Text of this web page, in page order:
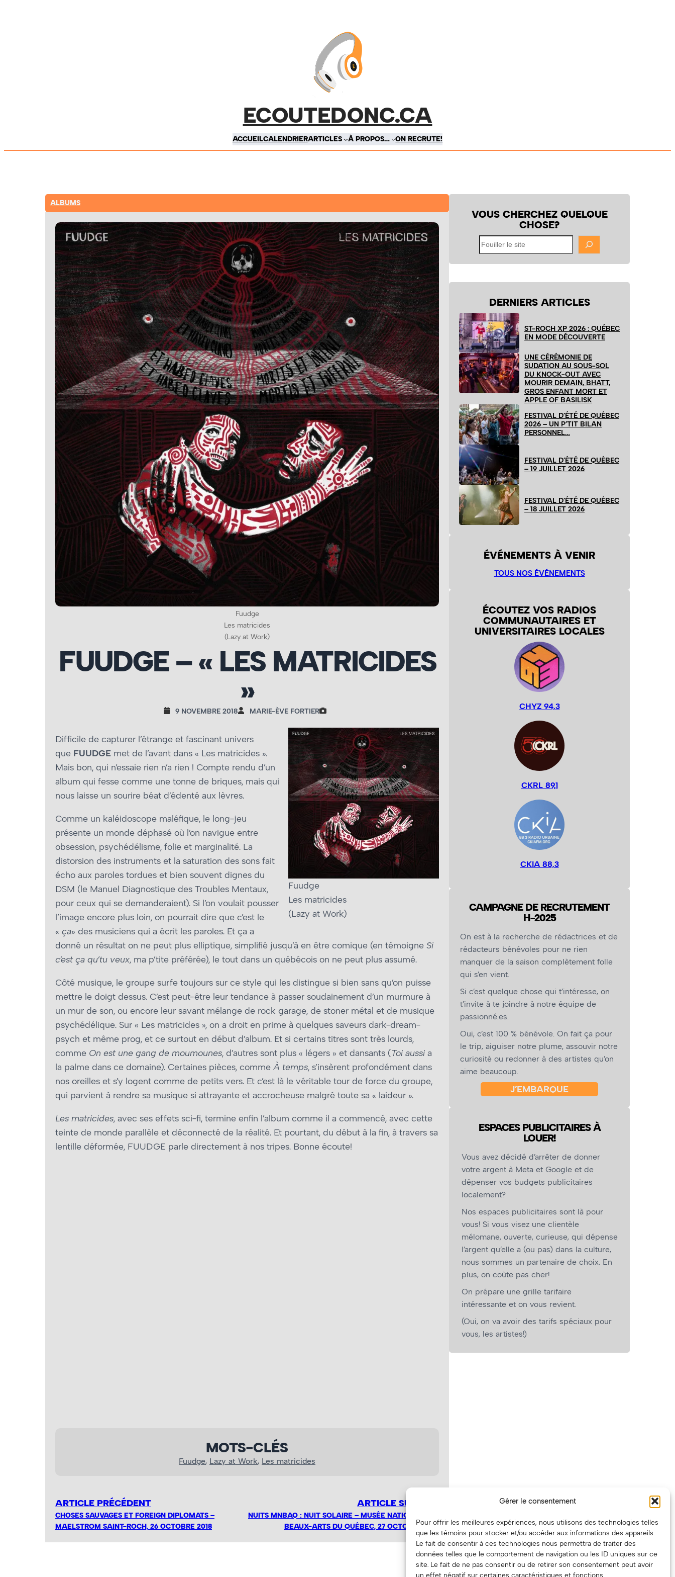
Gérer le consentement
Pour offrir les meilleures expériences, nous utilisons des technologies telles
que les témoins pour stocker et/ou accéder aux informations des appareils.
Le fait de consentir à ces technologies nous permettra de traiter des
données telles que le comportement de navigation ou les ID uniques sur ce
site. Le fait de ne pas consentir ou de retirer son consentement peut avoir
un effet négatif sur certaines caractéristiques et fonctions.
ECOUTEDONC.CA
ACCUEILCALENDRIERARTICLES À PROPOS… ON RECRUTE!
ALBUMS
Fuudge
Les matricides
(Lazy at Work)
FUUDGE – « LES MATRICIDES
»
9 NOVEMBRE 2018 MARIE-ÈVE FORTIER
Fuudge
Les matricides
(Lazy at Work)
Difficile de capturer l’étrange et fascinant univers
que FUUDGE met de l’avant dans « Les matricides ».
Mais bon, qui n’essaie rien n’a rien ! Compte rendu d’un
album qui fesse comme une tonne de briques, mais qui
nous laisse un sourire béat d’édenté aux lèvres.
Comme un kaléidoscope maléfique, le long-jeu
présente un monde déphasé où l’on navigue entre
obsession, psychédélisme, folie et marginalité. La
distorsion des instruments et la saturation des sons fait
écho aux paroles tordues et bien souvent dignes du
DSM (le Manuel Diagnostique des Troubles Mentaux,
pour ceux qui se demanderaient). Si l’on voulait pousser
l’image encore plus loin, on pourrait dire que c’est le
« ça» des musiciens qui a écrit les paroles. Et ça a
donné un résultat on ne peut plus elliptique, simplifié jusqu’à en être comique (en témoigne Si
c’est ça qu’tu veux, ma p’tite préférée), le tout dans un québécois on ne peut plus assumé.
Côté musique, le groupe surfe toujours sur ce style qui les distingue si bien sans qu’on puisse
mettre le doigt dessus. C’est peut-être leur tendance à passer soudainement d’un murmure à
un mur de son, ou encore leur savant mélange de rock garage, de stoner métal et de musique
psychédélique. Sur « Les matricides », on a droit en prime à quelques saveurs dark-dream-
psych et même prog, et ce surtout en début d’album. Et si certains titres sont très lourds,
comme On est une gang de moumounes, d’autres sont plus « légers » et dansants (Toi aussi a
la palme dans ce domaine). Certaines pièces, comme À temps, s’insèrent profondément dans
nos oreilles et s’y logent comme de petits vers. Et c’est là le véritable tour de force du groupe,
qui parvient à rendre sa musique si attrayante et accrocheuse malgré toute sa « laideur ».
Les matricides, avec ses effets sci-fi, termine enfin l’album comme il a commencé, avec cette
teinte de monde parallèle et déconnecté de la réalité. Et pourtant, du début à la fin, à travers sa
lentille déformée, FUUDGE parle directement à nos tripes. Bonne écoute!
MOTS-CLÉS
Fuudge, Lazy at Work, Les matricides
ARTICLE PRÉCÉDENT
CHOSES SAUVAGES ET FOREIGN DIPLOMATS –
MAELSTROM SAINT-ROCH, 26 OCTOBRE 2018
ARTICLE SUIVANT
NUITS MNBAQ : NUIT SOLAIRE – MUSÉE NATIONAL DES
BEAUX-ARTS DU QUÉBEC, 27 OCTOBRE 2018
VOUS CHERCHEZ QUELQUE
CHOSE?
Fouiller
le
site
DERNIERS ARTICLES
ST-ROCH XP 2026 : QUÉBEC
EN MODE DÉCOUVERTE
UNE CÉRÉMONIE DE
SUDATION AU SOUS-SOL
DU KNOCK-OUT AVEC
MOURIR DEMAIN, BHATT,
GROS ENFANT MORT ET
APPLE OF BASILISK
FESTIVAL D’ÉTÉ DE QUÉBEC
2026 – UN P’TIT BILAN
PERSONNEL…
FESTIVAL D’ÉTÉ DE QUÉBEC
– 19 JUILLET 2026
FESTIVAL D’ÉTÉ DE QUÉBEC
– 18 JUILLET 2026
ÉVÉNEMENTS À VENIR
TOUS NOS ÉVÉNEMENTS
ÉCOUTEZ VOS RADIOS
COMMUNAUTAIRES ET
UNIVERSITAIRES LOCALES
CHYZ 94,3
CKRL 89,1
CKIA 88,3
CAMPAGNE DE RECRUTEMENT
H-2025
On est à la recherche de rédactrices et de
rédacteurs bénévoles pour ne rien
manquer de la saison complètement folle
qui s’en vient.
Si c’est quelque chose qui t’intéresse, on
t’invite à te joindre à notre équipe de
passionné.es.
Oui, c’est 100 % bénévole. On fait ça pour
le trip, aiguiser notre plume, assouvir notre
curiosité ou redonner à des artistes qu’on
aime beaucoup.
J’EMBARQUE
ESPACES PUBLICITAIRES À
LOUER!
Vous avez décidé d’arrêter de donner
votre argent à Meta et Google et de
dépenser vos budgets publicitaires
localement?
Nos espaces publicitaires sont là pour
vous! Si vous visez une clientèle
mélomane, ouverte, curieuse, qui dépense
l’argent qu’elle a (ou pas) dans la culture,
nous sommes un partenaire de choix. En
plus, on coûte pas cher!
On prépare une grille tarifaire
intéressante et on vous revient.
(Oui, on va avoir des tarifs spéciaux pour
vous, les artistes!)